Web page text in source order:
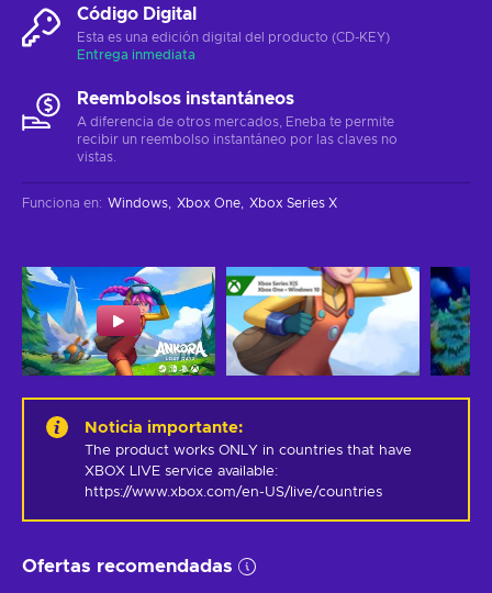
Código Digital
Esta es una edición digital del producto (CD-KEY)
Entrega inmediata
Reembolsos instantáneos
A diferencia de otros mercados, Eneba te permite
recibir un reembolso instantáneo por las claves no
vistas.
Funciona en: Windows Xbox One Xbox Series X
Noticia importante:
The product works ONLY in countries that have
XBOX LIVE service available:
https://www.xbox.com/en-US/live/countries
Ofertas recomendadas